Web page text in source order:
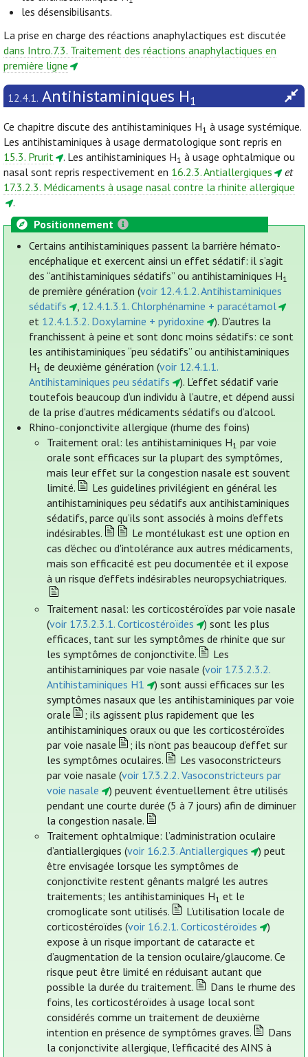
les désensibilisants.
La prise en charge des réactions anaphylactiques est discutée
dans Intro.7.3. Traitement des réactions anaphylactiques en
première ligne
12.4.1. Antihistaminiques H1
Ce chapitre discute des antihistaminiques H1 à usage systémique.
Les antihistaminiques à usage dermatologique sont repris en
15.3. Prurit
. Les antihistaminiques H1 à usage ophtalmique ou
nasal sont repris respectivement en 16.2.3. Antiallergiques
et
17.3.2.3. Médicaments à usage nasal contre la rhinite allergique
.
Positionnement
Certains antihistaminiques passent la barrière hémato-
encéphalique et exercent ainsi un effet sédatif: il s’agit
des “antihistaminiques sédatifs” ou antihistaminiques H1
de première génération (voir 12.4.1.2. Antihistaminiques
sédatifs
, 12.4.1.3.1. Chlorphénamine + paracétamol
et 12.4.1.3.2. Doxylamine + pyridoxine
). D’autres la
franchissent à peine et sont donc moins sédatifs: ce sont
les antihistaminiques “peu sédatifs” ou antihistaminiques
H1 de deuxième génération (voir 12.4.1.1.
Antihistaminiques peu sédatifs
). L’effet sédatif varie
toutefois beaucoup d’un individu à l’autre, et dépend aussi
de la prise d’autres médicaments sédatifs ou d’alcool.
Rhino-conjonctivite allergique (rhume des foins)
Traitement oral: les antihistaminiques H1 par voie
orale sont efficaces sur la plupart des symptômes,
mais leur effet sur la congestion nasale est souvent
limité.
Les guidelines privilégient en général les
antihistaminiques peu sédatifs aux antihistaminiques
sédatifs, parce qu’ils sont associés à moins d’effets
indésirables.
Le montélukast est une option en
cas d'échec ou d'intolérance aux autres médicaments,
mais son efficacité est peu documentée et il expose
à un risque d'effets indésirables neuropsychiatriques.
Traitement nasal: les corticostéroïdes par voie nasale
(voir 17.3.2.3.1. Corticostéroïdes
) sont les plus
efficaces, tant sur les symptômes de rhinite que sur
les symptômes de conjonctivite.
Les
antihistaminiques par voie nasale (voir 17.3.2.3.2.
Antihistaminiques H1
) sont aussi efficaces sur les
symptômes nasaux que les antihistaminiques par voie
orale
; ils agissent plus rapidement que les
antihistaminiques oraux ou que les corticostéroïdes
par voie nasale
; ils n’ont pas beaucoup d’effet sur
les symptômes oculaires.
Les vasoconstricteurs
par voie nasale (voir 17.3.2.2. Vasoconstricteurs par
voie nasale
) peuvent éventuellement être utilisés
pendant une courte durée (5 à 7 jours) afin de diminuer
la congestion nasale.
Traitement ophtalmique: l’administration oculaire
d’antiallergiques (voir 16.2.3. Antiallergiques
) peut
être envisagée lorsque les symptômes de
conjonctivite restent gênants malgré les autres
traitements; les antihistaminiques H1 et le
cromoglicate sont utilisés.
L'utilisation locale de
corticostéroïdes (voir 16.2.1. Corticostéroïdes
)
expose à un risque important de cataracte et
d’augmentation de la tension oculaire/glaucome. Ce
risque peut être limité en réduisant autant que
possible la durée du traitement.
Dans le rhume des
foins, les corticostéroïdes à usage local sont
considérés comme un traitement de deuxième
intention en présence de symptômes graves.
Dans
la conjonctivite allergique, l’efficacité des AINS à